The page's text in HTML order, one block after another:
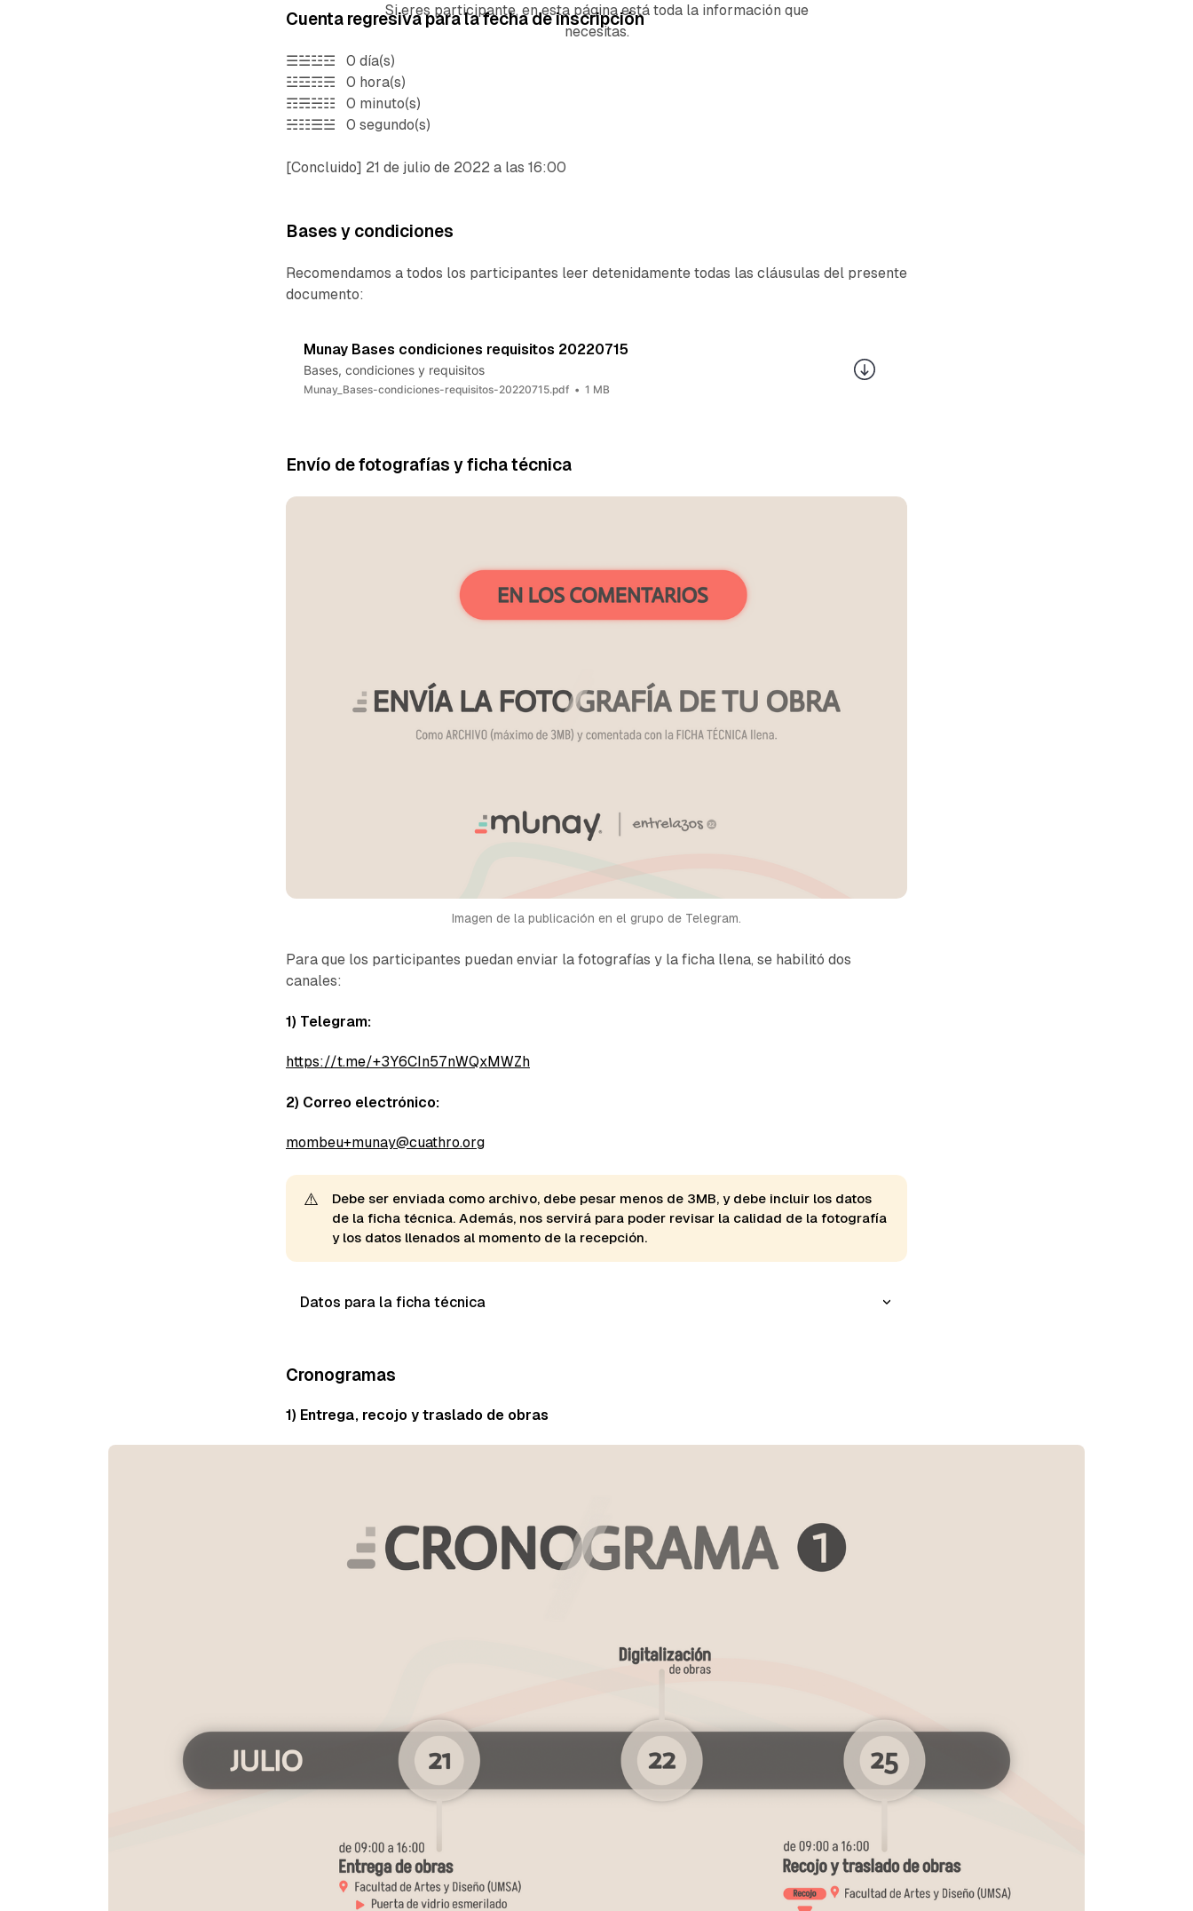
Si eres participante, en esta página está toda la información que
necesitas.
Cuenta regresiva para la fecha de inscripción
☰☱☳☲ 0 día(s)
☳☲☶☴ 0 hora(s)
☶☴☵☷ 0 minuto(s)
☵☷☰☱ 0 segundo(s)
[Concluido] 21 de julio de 2022 a las 16:00
Bases y condiciones
Recomendamos a todos los participantes leer detenidamente todas las cláusulas del presente
documento:
Munay Bases condiciones requisitos 20220715
Bases, condiciones y requisitos
Munay_Bases-condiciones-requisitos-20220715.pdf 1 MB
Envío de fotografías y ficha técnica
Imagen de la publicación en el grupo de Telegram.
Para que los participantes puedan enviar la fotografías y la ficha llena, se habilitó dos
canales:
1) Telegram:
https://t.me/+3Y6CIn57nWQxMWZh
2) Correo electrónico:
mombeu+munay@cuathro.org
⚠️
Debe ser enviada como archivo, debe pesar menos de 3MB, y debe incluir los datos
de la ficha técnica. Además, nos servirá para poder revisar la calidad de la fotografía
y los datos llenados al momento de la recepción.
Datos para la ficha técnica
Cronogramas
1) Entrega, recojo y traslado de obras